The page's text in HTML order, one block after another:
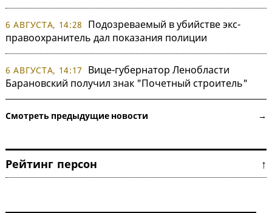
6 АВГУСТА, 14:28
Подозреваемый в убийстве экс-
правоохранитель дал показания полиции
6 АВГУСТА, 14:17
Вице-губернатор Ленобласти
Барановский получил знак "Почетный строитель"
Смотреть предыдущие новости →
Рейтинг персон ↑